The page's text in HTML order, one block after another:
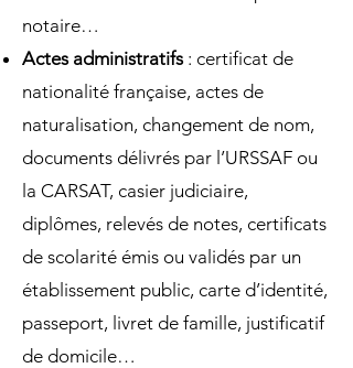
notaire…
Actes administratifs: certificat de
nationalité française, actes de
naturalisation, changement de nom,
documents délivrés par l’URSSAF ou
la CARSAT, casier judiciaire,
diplômes, relevés de notes, certificats
de scolarité émis ou validés par un
établissement public, carte d’identité,
passeport, livret de famille, justificatif
de domicile…